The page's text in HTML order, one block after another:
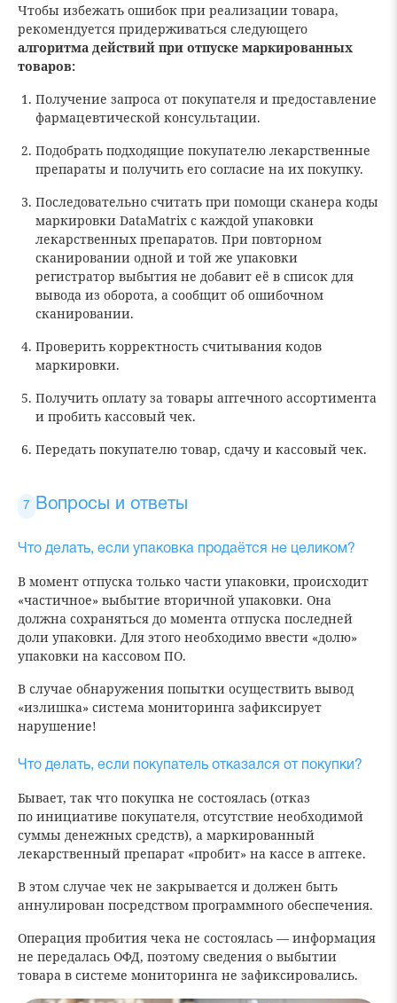
Чтобы избежать ошибок при реализации товара,
рекомендуется придерживаться следующего
алгоритма действий при отпуске маркированных
товаров:
Получение запроса от покупателя и предоставление
фармацевтической консультации.
Подобрать подходящие покупателю лекарственные
препараты и получить его согласие на их покупку.
Последовательно считать при помощи сканера коды
маркировки DataMatrix с каждой упаковки
лекарственных препаратов. При повторном
сканировании одной и той же упаковки
регистратор выбытия не добавит её в список для
вывода из оборота, а сообщит об ошибочном
сканировании.
Проверить корректность считывания кодов
маркировки.
Получить оплату за товары аптечного ассортимента
и пробить кассовый чек.
Передать покупателю товар, сдачу и кассовый чек.
Вопросы и ответы
Что делать, если упаковка продаётся не целиком?
В момент отпуска только части упаковки, происходит
«частичное» выбытие вторичной упаковки. Она
должна сохраняться до момента отпуска последней
доли упаковки. Для этого необходимо ввести «долю»
упаковки на кассовом ПО.
В случае обнаружения попытки осуществить вывод
«излишка» система мониторинга зафиксирует
нарушение!
Что делать, если покупатель отказался от покупки?
Бывает, так что покупка не состоялась (отказ
по инициативе покупателя, отсутствие необходимой
суммы денежных средств), а маркированный
лекарственный препарат «пробит» на кассе в аптеке.
В этом случае чек не закрывается и должен быть
аннулирован посредством программного обеспечения.
Операция пробития чека не состоялась — информация
не передалась ОФД, поэтому сведения о выбытии
товара в системе мониторинга не зафиксировались.